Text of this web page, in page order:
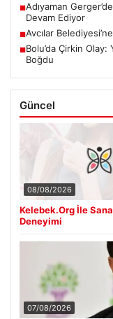
■Adıyaman
Devam Ediyor
■Avcılar
■Bolu’da Çirkin
Boğdu
Güncel
08/08/2026
Kelebek.Org İle
Deneyimi
07/08/2026